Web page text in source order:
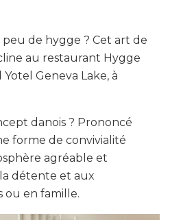
de hygge ? Cet art de
au restaurant Hygge
Yotel Geneva Lake, à
danois ? Prononcé
forme de convivialité
agréable et
détente et aux
ou en famille.